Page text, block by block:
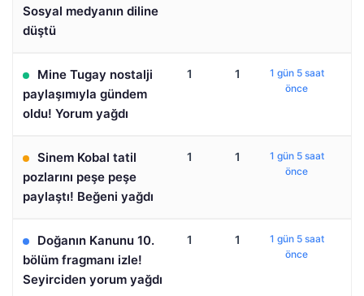
Sosyal medyanın diline
düştü
Mine Tugay nostalji
paylaşımıyla gündem
oldu! Yorum yağdı
1 1
1 gün 5 saat
önce
Sinem Kobal tatil
pozlarını peşe peşe
paylaştı! Beğeni yağdı
1 1
1 gün 5 saat
önce
Doğanın Kanunu 10.
bölüm fragmanı izle!
Seyirciden yorum yağdı
1 1
1 gün 5 saat
önce